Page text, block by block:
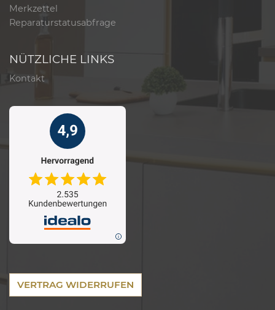
Merkzettel
Reparaturstatusabfrage
NÜTZLICHE LINKS
Kontakt
VERTRAG WIDERRUFEN